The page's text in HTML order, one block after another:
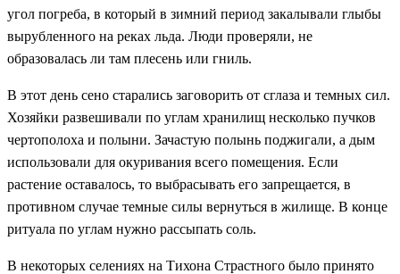
угол погреба, в который в зимний период закалывали глыбы
вырубленного на реках льда. Люди проверяли, не
образовалась ли там плесень или гниль.
В этот день сено старались заговорить от сглаза и темных сил.
Хозяйки развешивали по углам хранилищ несколько пучков
чертополоха и полыни. Зачастую полынь поджигали, а дым
использовали для окуривания всего помещения. Если
растение оставалось, то выбрасывать его запрещается, в
противном случае темные силы вернуться в жилище. В конце
ритуала по углам нужно рассыпать соль.
В некоторых селениях на Тихона Страстного было принято